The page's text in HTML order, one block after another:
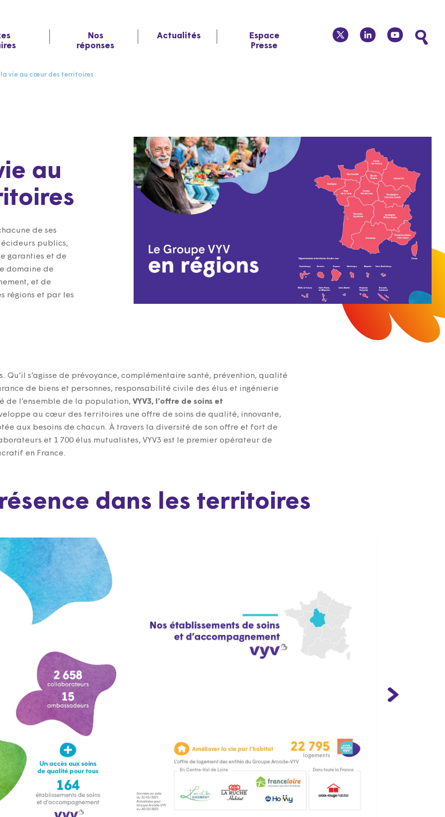
Nos
réponses
Actualités
Espace
Presse
twitter linkedin youtube
la vie au cœur des territoires
au
de ses
publics,
garanties et de
domaine de
et de
régions et par les
Qu’il s’agisse de prévoyance, complémentaire santé, prévention, qualité
de biens et personnes, responsabilité civile des élus et ingénierie
de l’ensemble de la population, VYV3, l’offre de soins et
au cœur des territoires une offre de soins de qualité, innovante,
aux besoins de chacun. À travers la diversité de son offre et fort de
et 1 700 élus mutualistes, VYV3 est le premier opérateur de
en France.
dans les territoires
Image